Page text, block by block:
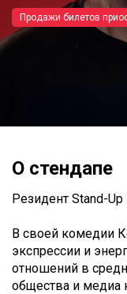
Продажи билетов
О стендапе
Резидент Stand-Up
В своей комедии
экспрессии и
отношений в
общества и медиа